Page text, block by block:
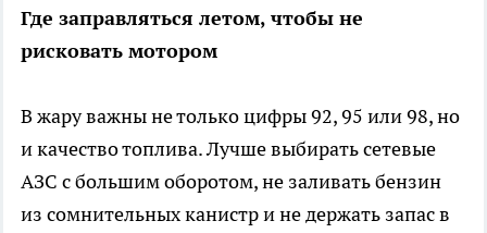
Где заправляться летом, чтобы не
рисковать мотором
В жару важны не только цифры 92, 95 или 98, но
и качество топлива. Лучше выбирать сетевые
АЗС с большим оборотом, не заливать бензин
из сомнительных канистр и не держать запас в